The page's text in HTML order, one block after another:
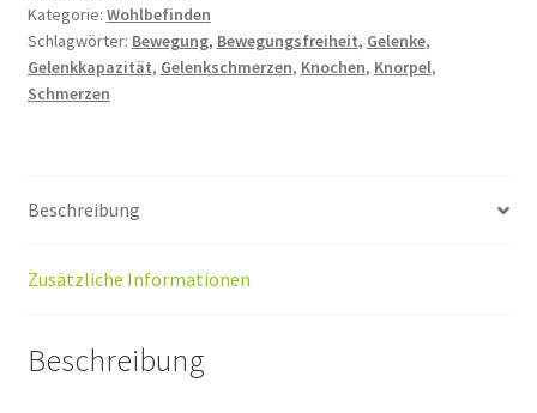
Kapseln
Menge
Kategorie: Wohlbefinden
Schlagwörter: Bewegung, Bewegungsfreiheit, Gelenke,
Gelenkkapazität, Gelenkschmerzen, Knochen, Knorpel,
Schmerzen
Beschreibung
Zusätzliche Informationen
Beschreibung